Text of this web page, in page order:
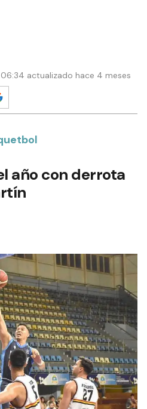
actualizado hace 4 meses
año con derrota